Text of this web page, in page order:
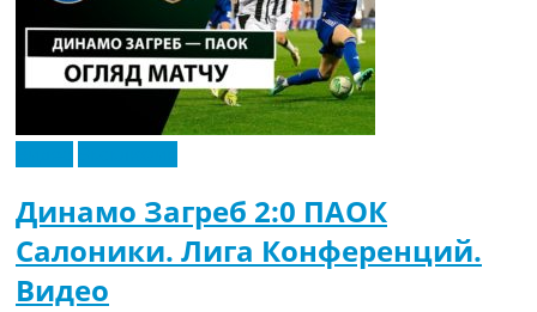
Динамо Загреб 2:0 ПАОК
Салоники. Лига Конференций.
Видео